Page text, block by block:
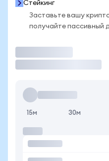
Стейкинг
Заставьте вашу
получайте пассивный
15м 30м